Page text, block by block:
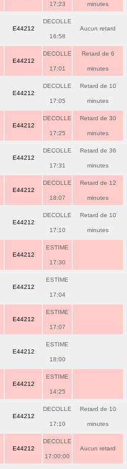
17:23 minutes
E44212
DECOLLE
16:58
Aucun retard
E44212
DECOLLE
17:01
Retard de 6
minutes
E44212
DECOLLE
17:05
Retard de 10
minutes
E44212
DECOLLE
17:25
Retard de 30
minutes
E44212
DECOLLE
17:31
Retard de 36
minutes
E44212
DECOLLE
18:07
Retard de 12
minutes
E44212
DECOLLE
17:10
Retard de 10
minutes
E44212
ESTIME
17:30
E44212
ESTIME
17:04
E44212
ESTIME
17:07
E44212
ESTIME
18:00
E44212
ESTIME
14:25
E44212
DECOLLE
17:10
Retard de 10
minutes
E44212
DECOLLE
17:00:00
Aucun retard